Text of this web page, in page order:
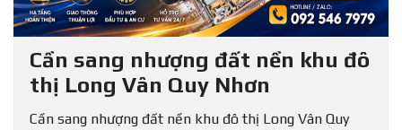
Cần sang nhượng đất nền khu đô
thị Long Vân Quy Nhơn
Cần sang nhượng đất nền khu đô thị Long Vân Quy